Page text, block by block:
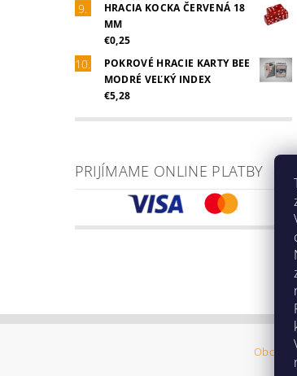
HRACIA KOCKA ČERVENÁ 18
MM
€0,25
POKROVÉ HRACIE KARTY BEE
MODRÉ VEĽKÝ INDEX
€5,28
PRIJÍMAME ONLINE PLATBY